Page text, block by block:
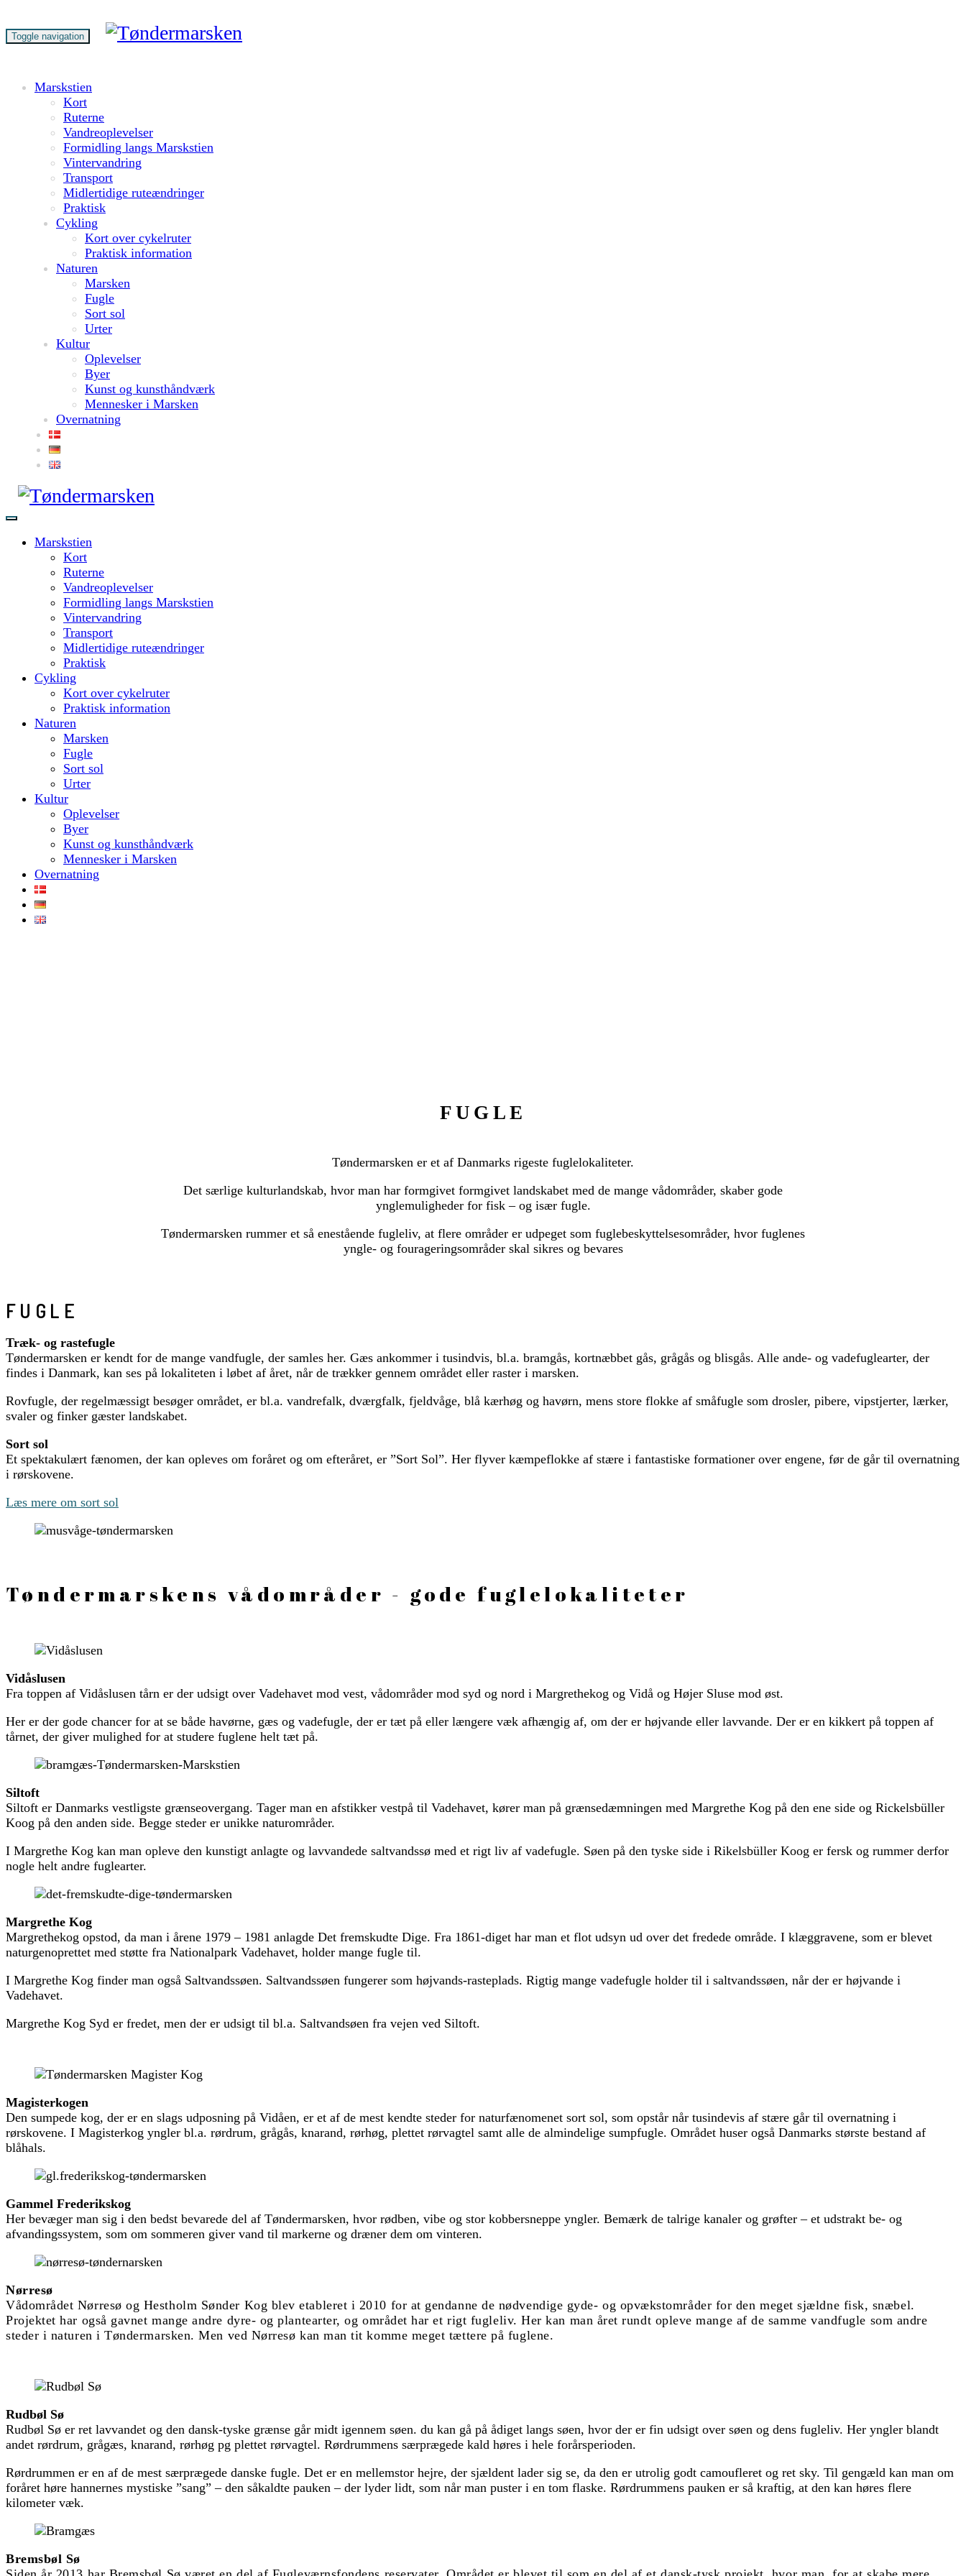
Toggle navigation
Marskstien
Kort
Ruterne
Vandreoplevelser
Formidling langs Marskstien
Vintervandring
Transport
Midlertidige ruteændringer
Praktisk
Cykling
Kort over cykelruter
Praktisk information
Naturen
Marsken
Fugle
Sort sol
Urter
Kultur
Oplevelser
Byer
Kunst og kunsthåndværk
Mennesker i Marsken
Overnatning
Marskstien
Kort
Ruterne
Vandreoplevelser
Formidling langs Marskstien
Vintervandring
Transport
Midlertidige ruteændringer
Praktisk
Cykling
Kort over cykelruter
Praktisk information
Naturen
Marsken
Fugle
Sort sol
Urter
Kultur
Oplevelser
Byer
Kunst og kunsthåndværk
Mennesker i Marsken
Overnatning
FUGLE
Tøndermarsken er et af Danmarks rigeste fuglelokaliteter.
Det særlige kulturlandskab, hvor man har formgivet formgivet landskabet med de mange vådområder, skaber gode
ynglemuligheder for fisk – og især fugle.
Tøndermarsken rummer et så enestående fugleliv, at flere områder er udpeget som fuglebeskyttelsesområder, hvor fuglenes
yngle- og fourageringsområder skal sikres og bevares
FUGLE
Træk- og rastefugle
Tøndermarsken er kendt for de mange vandfugle, der samles her. Gæs ankommer i tusindvis, bl.a. bramgås, kortnæbbet gås, grågås og blisgås. Alle ande- og vadefuglearter, der
findes i Danmark, kan ses på lokaliteten i løbet af året, når de trækker gennem området eller raster i marsken.
Rovfugle, der regelmæssigt besøger området, er bl.a. vandrefalk, dværgfalk, fjeldvåge, blå kærhøg og havørn, mens store flokke af småfugle som drosler, pibere, vipstjerter, lærker,
svaler og finker gæster landskabet.
Sort sol
Et spektakulært fænomen, der kan opleves om foråret og om efteråret, er ”Sort Sol”. Her flyver kæmpeflokke af stære i fantastiske formationer over engene, før de går til overnatning
i rørskovene.
Læs mere om sort sol
Tøndermarskens vådområder - gode fuglelokaliteter
Vidåslusen
Fra toppen af Vidåslusen tårn er der udsigt over Vadehavet mod vest, vådområder mod syd og nord i Margrethekog og Vidå og Højer Sluse mod øst.
Her er der gode chancer for at se både havørne, gæs og vadefugle, der er tæt på eller længere væk afhængig af, om der er højvande eller lavvande. Der er en kikkert på toppen af
tårnet, der giver mulighed for at studere fuglene helt tæt på.
Siltoft
Siltoft er Danmarks vestligste grænseovergang. Tager man en afstikker vestpå til Vadehavet, kører man på grænsedæmningen med Margrethe Kog på den ene side og Rickelsbüller
Koog på den anden side. Begge steder er unikke naturområder.
I Margrethe Kog kan man opleve den kunstigt anlagte og lavvandede saltvandssø med et rigt liv af vadefugle. Søen på den tyske side i Rikelsbüller Koog er fersk og rummer derfor
nogle helt andre fuglearter.
Margrethe Kog
Margrethekog opstod, da man i årene 1979 – 1981 anlagde Det fremskudte Dige. Fra 1861-diget har man et flot udsyn ud over det fredede område. I klæggravene, som er blevet
naturgenoprettet med støtte fra Nationalpark Vadehavet, holder mange fugle til.
I Margrethe Kog finder man også Saltvandssøen. Saltvandssøen fungerer som højvands-rasteplads. Rigtig mange vadefugle holder til i saltvandssøen, når der er højvande i
Vadehavet.
Margrethe Kog Syd er fredet, men der er udsigt til bl.a. Saltvandsøen fra vejen ved Siltoft.
Magisterkogen
Den sumpede kog, der er en slags udposning på Vidåen, er et af de mest kendte steder for naturfænomenet sort sol, som opstår når tusindevis af stære går til overnatning i
rørskovene. I Magisterkog yngler bl.a. rørdrum, grågås, knarand, rørhøg, plettet rørvagtel samt alle de almindelige sumpfugle. Området huser også Danmarks største bestand af
blåhals.
Gammel Frederikskog
Her bevæger man sig i den bedst bevarede del af Tøndermarsken, hvor rødben, vibe og stor kobbersneppe yngler. Bemærk de talrige kanaler og grøfter – et udstrakt be- og
afvandingssystem, som om sommeren giver vand til markerne og dræner dem om vinteren.
Nørresø
Vådområdet Nørresø og Hestholm Sønder Kog blev etableret i 2010 for at gendanne de nødvendige gyde- og opvækstområder for den meget sjældne fisk, snæbel.
Projektet har også gavnet mange andre dyre- og plantearter, og området har et rigt fugleliv. Her kan man året rundt opleve mange af de samme vandfugle som andre
steder i naturen i Tøndermarsken. Men ved Nørresø kan man tit komme meget tættere på fuglene.
Rudbøl Sø
Rudbøl Sø er ret lavvandet og den dansk-tyske grænse går midt igennem søen. du kan gå på ådiget langs søen, hvor der er fin udsigt over søen og dens fugleliv. Her yngler blandt
andet rørdrum, grågæs, knarand, rørhøg pg plettet rørvagtel. Rørdrummens særprægede kald høres i hele forårsperioden.
Rørdrummen er en af de mest særprægede danske fugle. Det er en mellemstor hejre, der sjældent lader sig se, da den er utrolig godt camoufleret og ret sky. Til gengæld kan man om
foråret høre hannernes mystiske ”sang” – den såkaldte pauken – der lyder lidt, som når man puster i en tom flaske. Rørdrummens pauken er så kraftig, at den kan høres flere
kilometer væk.
Bremsbøl Sø